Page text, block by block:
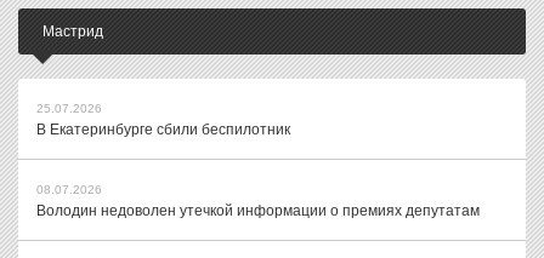
Мастрид
25.07.2026
В Екатеринбурге сбили беспилотник
08.07.2026
Володин недоволен утечкой информации о премиях депутатам